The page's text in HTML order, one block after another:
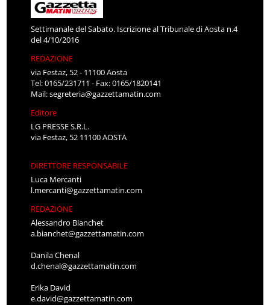
Settimanale del Sabato. Iscrizione al Tribunale di Aosta n.4
del 4/10/2016
REDAZIONE
via Festaz, 52 - 11100 Aosta
Tel: 0165/231711 - Fax: 0165/1820141
Mail:segreteria@gazzettamatin.com
Editore
LG PRESSE S.R.L.
via Festaz, 52 11100 AOSTA
DIRETTORE RESPONSABILE
Luca Mercanti
l.mercanti@gazzettamatin.com
REDAZIONE
Alessandro Bianchet
a.bianchet@gazzettamatin.com
Danila Chenal
d.chenal@gazzettamatin.com
Erika David
e.david@gazzettamatin.com